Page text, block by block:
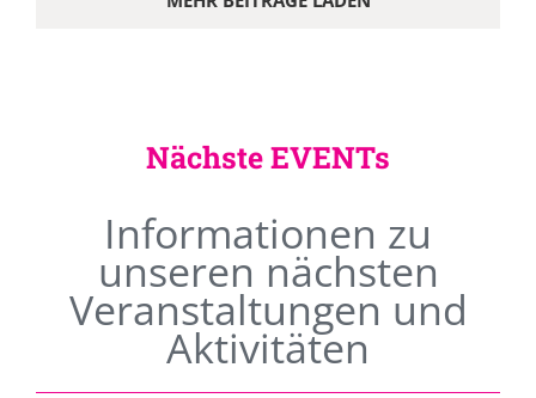
Nächste EVENTs
Informationen zu
unseren nächsten
Veranstaltungen und
Aktivitäten